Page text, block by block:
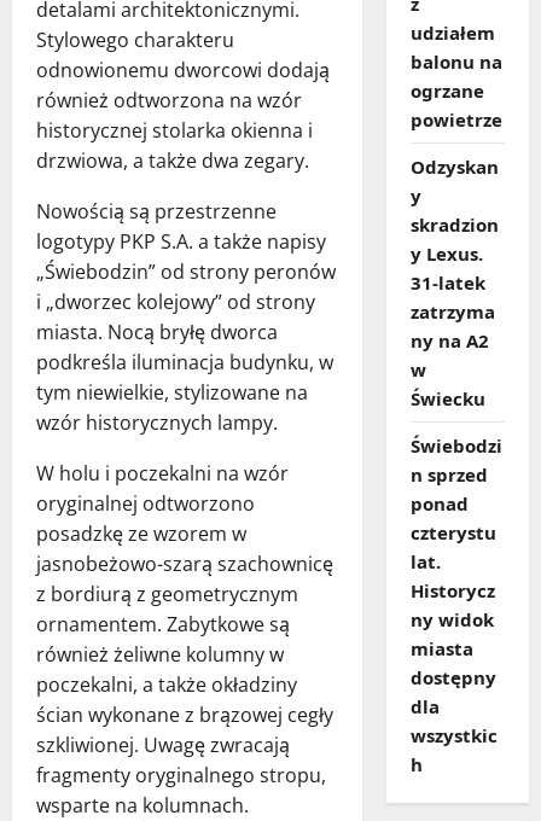
detalami architektonicznymi.
Stylowego charakteru
odnowionemu dworcowi dodają
również odtworzona na wzór
historycznej stolarka okienna i
drzwiowa, a także dwa zegary.
Nowością są przestrzenne
logotypy PKP S.A. a także napisy
„Świebodzin” od strony peronów
i „dworzec kolejowy” od strony
miasta. Nocą bryłę dworca
podkreśla iluminacja budynku, w
tym niewielkie, stylizowane na
wzór historycznych lampy.
W holu i poczekalni na wzór
oryginalnej odtworzono
posadzkę ze wzorem w
jasnobeżowo-szarą szachownicę
z bordiurą z geometrycznym
ornamentem. Zabytkowe są
również żeliwne kolumny w
poczekalni, a także okładziny
ścian wykonane z brązowej cegły
szkliwionej. Uwagę zwracają
fragmenty oryginalnego stropu,
wsparte na kolumnach.
udziałem
balonu na
ogrzane
powietrze
Odzyskan
y
skradzion
y Lexus.
31‑latek
zatrzyma
ny na A2
w
Świecku
Świebodzi
n sprzed
ponad
czterystu
lat.
Historycz
ny widok
miasta
dostępny
dla
wszystkic
h